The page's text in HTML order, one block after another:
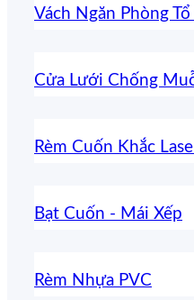
Vách Ngăn Phòng
Cửa Lưới Chống
Rèm Cuốn Khắc
Bạt Cuốn - Mái Xếp
Rèm Nhựa PVC